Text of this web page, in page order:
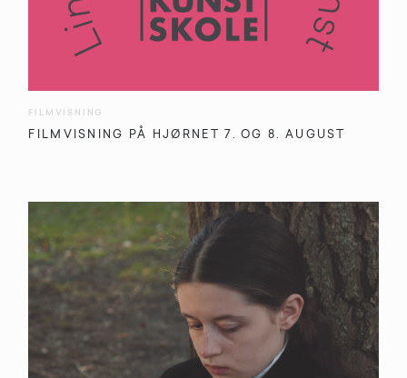
FILMVISNING
FILMVISNING PÅ HJØRNET 7. OG 8. AUGUST